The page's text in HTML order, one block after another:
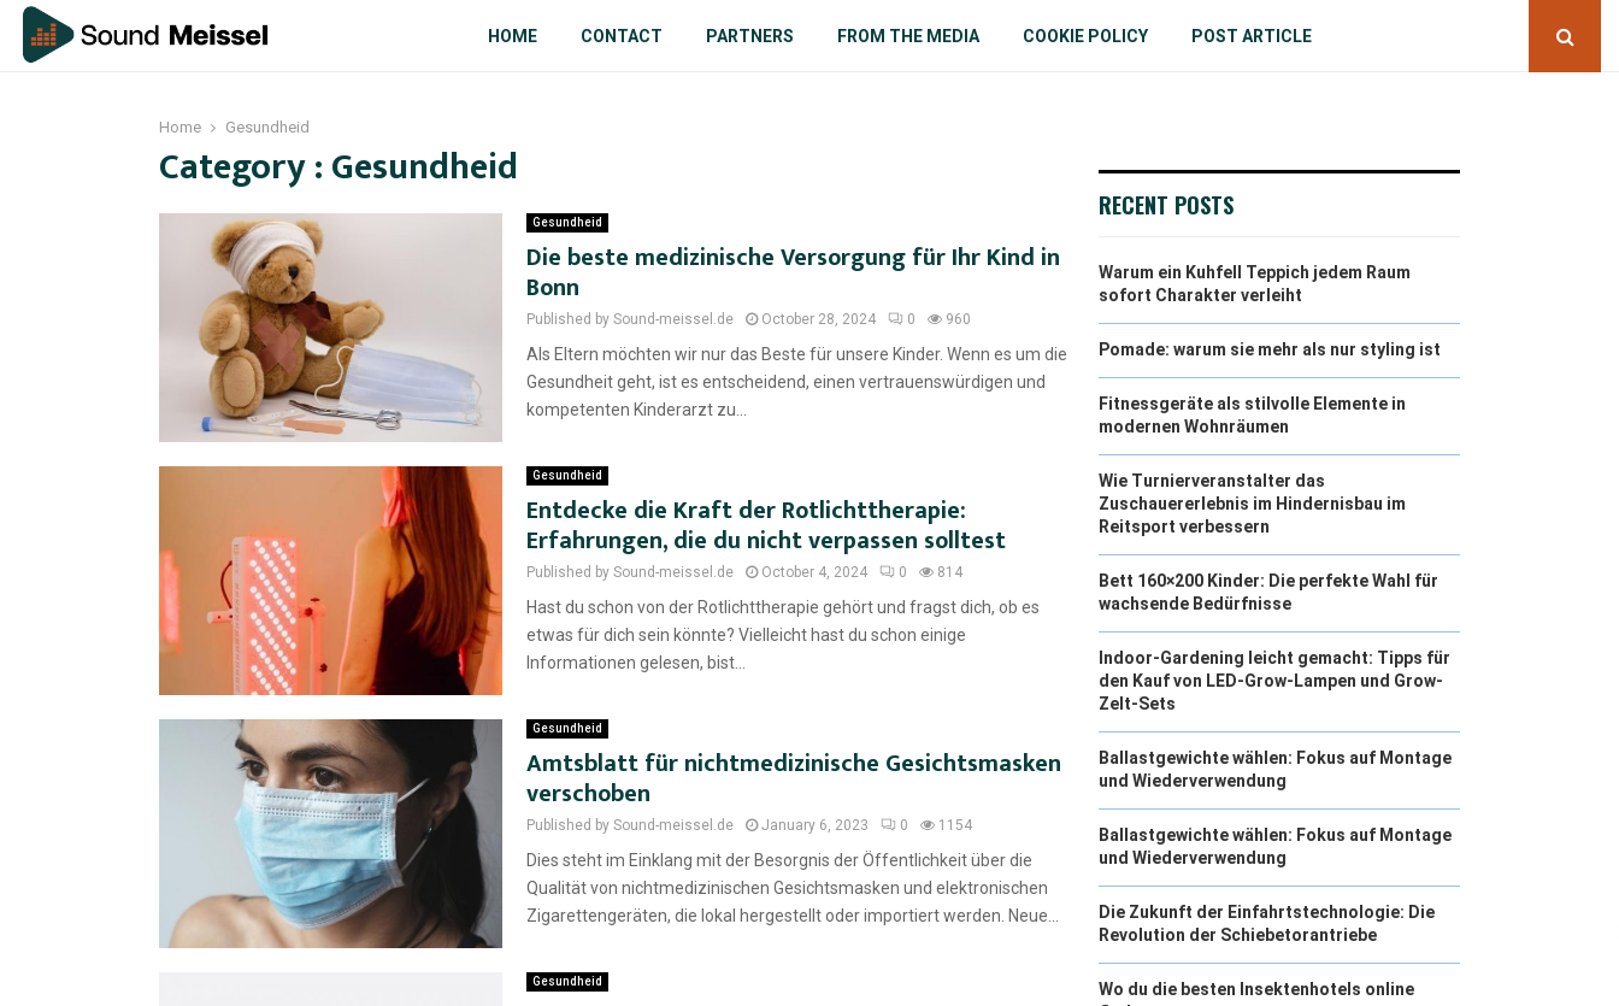
HOME CONTACT PARTNERS FROM THE MEDIA COOKIE POLICY POST ARTICLE
Home Gesundheid
Category : Gesundheid
Gesundheid
Die beste medizinische Versorgung für Ihr Kind in
Bonn
Published by Sound-meissel.de October 28, 2024 0 960
Als Eltern möchten wir nur das Beste für unsere Kinder. Wenn es um die
Gesundheit geht, ist es entscheidend, einen vertrauenswürdigen und
kompetenten Kinderarzt zu...
Gesundheid
Entdecke die Kraft der Rotlichttherapie:
Erfahrungen, die du nicht verpassen solltest
Published by Sound-meissel.de October 4, 2024 0 814
Hast du schon von der Rotlichttherapie gehört und fragst dich, ob es
etwas für dich sein könnte? Vielleicht hast du schon einige
Informationen gelesen, bist...
Gesundheid
Amtsblatt für nichtmedizinische Gesichtsmasken
verschoben
Published by Sound-meissel.de January 6, 2023 0 1154
Dies steht im Einklang mit der Besorgnis der Öffentlichkeit über die
Qualität von nichtmedizinischen Gesichtsmasken und elektronischen
Zigarettengeräten, die lokal hergestellt oder importiert werden. Neue...
Gesundheid
RECENT POSTS
Warum ein Kuhfell Teppich jedem Raum
sofort Charakter verleiht
Pomade: warum sie mehr als nur styling ist
Fitnessgeräte als stilvolle Elemente in
modernen Wohnräumen
Wie Turnierveranstalter das
Zuschauererlebnis im Hindernisbau im
Reitsport verbessern
Bett 160×200 Kinder: Die perfekte Wahl für
wachsende Bedürfnisse
Indoor-Gardening leicht gemacht: Tipps für
den Kauf von LED-Grow-Lampen und Grow-
Zelt-Sets
Ballastgewichte wählen: Fokus auf Montage
und Wiederverwendung
Ballastgewichte wählen: Fokus auf Montage
und Wiederverwendung
Die Zukunft der Einfahrtstechnologie: Die
Revolution der Schiebetorantriebe
Wo du die besten Insektenhotels online